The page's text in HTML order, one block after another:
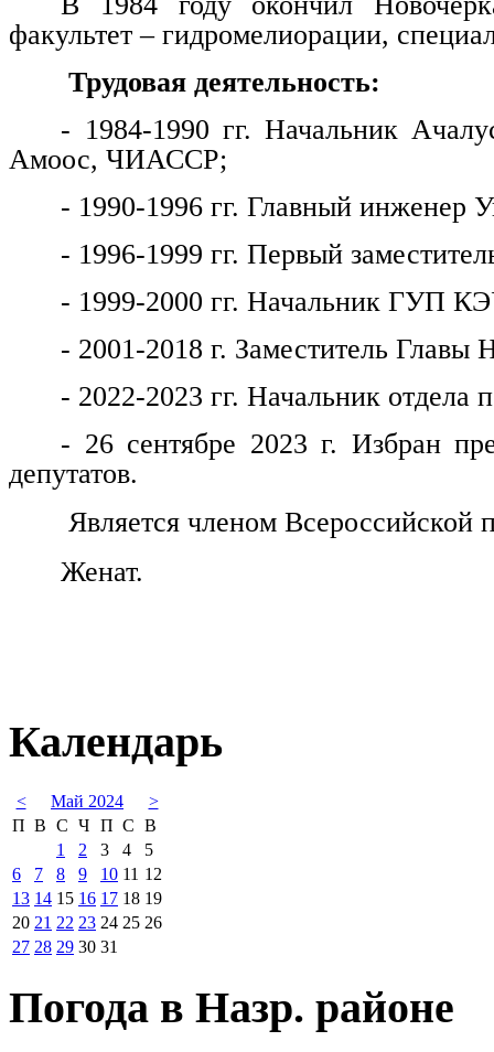
факультет – гидромелиорации,
Трудовая деятельность:
- 1984-1990 гг. Начальник
Амоос, ЧИАССР;
- 1990-1996 гг. Главный
- 1996-1999 гг. Первый
- 1999-2000 гг. Начальник ГУП
- 2001-2018 г. Заместитель Главы
- 2022-2023 гг. Начальник
- 26 сентябре 2023 г. Избран
депутатов.
Является членом Всероссийской
Женат.
Календарь
< Май 2024
>
П В С Ч П С В
1
2 3 4
5
6
7 8 9 10 11 12
13 14 15 16 17 18 19
20 21 22 23 24 25 26
27 28 29 30 31
Погода в Назр. районе